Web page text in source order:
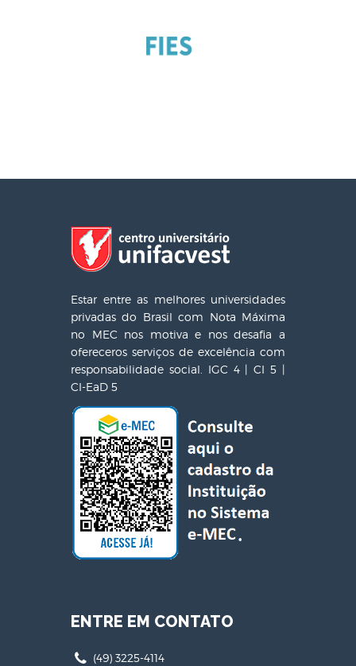
Estar entre as melhores universidades
privadas do Brasil com Nota Máxima
no MEC nos motiva e nos desafia a
ofereceros serviços de excelência com
responsabilidade social. IGC 4 | CI 5 |
CI-EaD 5
ENTRE EM CONTATO
(49) 3225-4114